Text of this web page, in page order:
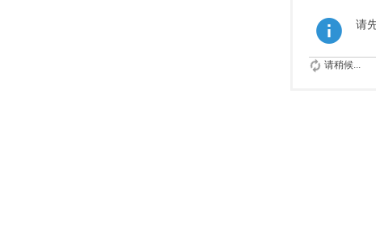
请
请稍候...